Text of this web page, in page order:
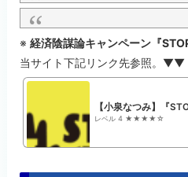
※ 経済陰謀論キャンペーン『
当サイト下記リンク先参照。▼▼
レベル 4 ★★★★☆